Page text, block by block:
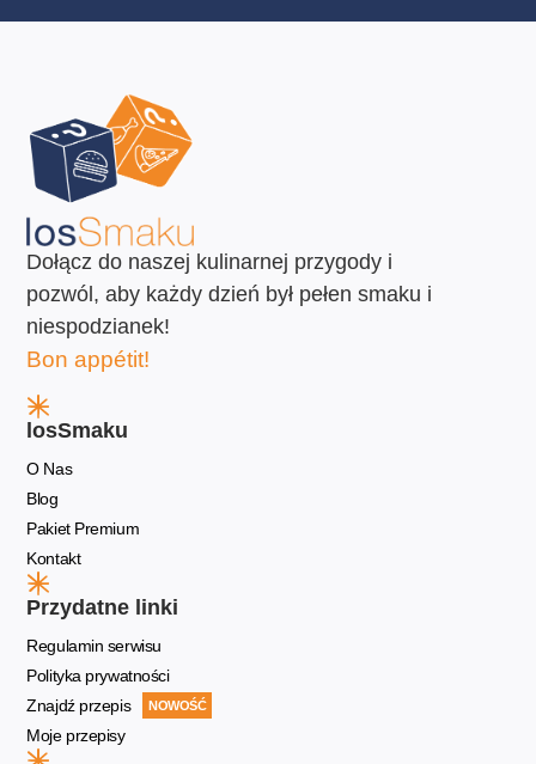
Dołącz do naszej kulinarnej przygody i
pozwól, aby każdy dzień był pełen smaku i
niespodzianek!
Bon appétit!
losSmaku
O Nas
Blog
Pakiet Premium
Kontakt
Przydatne linki
Regulamin serwisu
Polityka prywatności
Znajdź przepis
NOWOŚĆ
Moje przepisy